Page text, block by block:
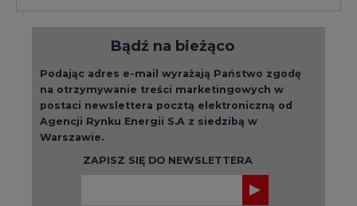
Bądź na bieżąco
Podając adres e-mail wyrażają Państwo zgodę
na otrzymywanie treści marketingowych w
postaci newslettera pocztą elektroniczną od
Agencji Rynku Energii S.A z siedzibą w
Warszawie.
ZAPISZ SIĘ DO NEWSLETTERA